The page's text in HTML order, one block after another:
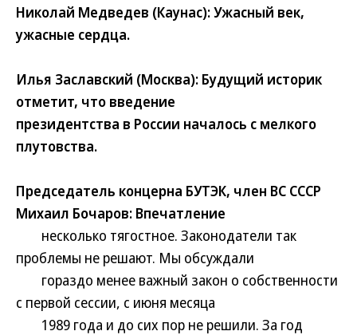
Николай Медведев (Каунас): Ужасный век,
ужасные сердца.
Илья Заславский (Москва): Будущий историк
отметит, что введение
президентства в России началось с мелкого
плутовства.
Председатель концерна БУТЭК, член ВС СССР
Михаил Бочаров: Впечатление
несколько тягостное. Законодатели так
проблемы не решают. Мы обсуждали
гораздо менее важный закон о собственности
с первой сессии, с июня месяца
1989 года и до сих пор не решили. За год